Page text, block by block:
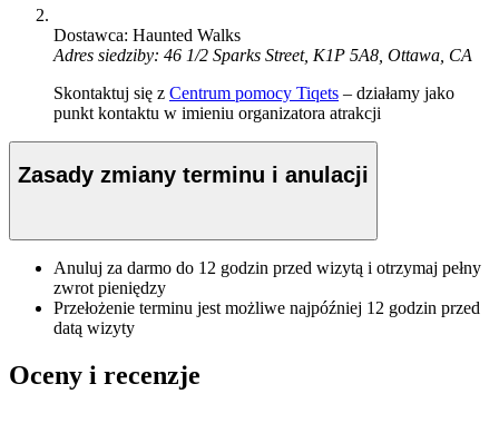
Dostawca: Haunted Walks
Adres siedziby: 46 1/2 Sparks Street, K1P 5A8, Ottawa, CA
Skontaktuj się z Centrum pomocy Tiqets – działamy jako
punkt kontaktu w imieniu organizatora atrakcji
Zasady zmiany terminu i anulacji
Anuluj za darmo do 12 godzin przed wizytą i otrzymaj pełny
zwrot pieniędzy
Przełożenie terminu jest możliwe najpóźniej 12 godzin przed
datą wizyty
Oceny i recenzje